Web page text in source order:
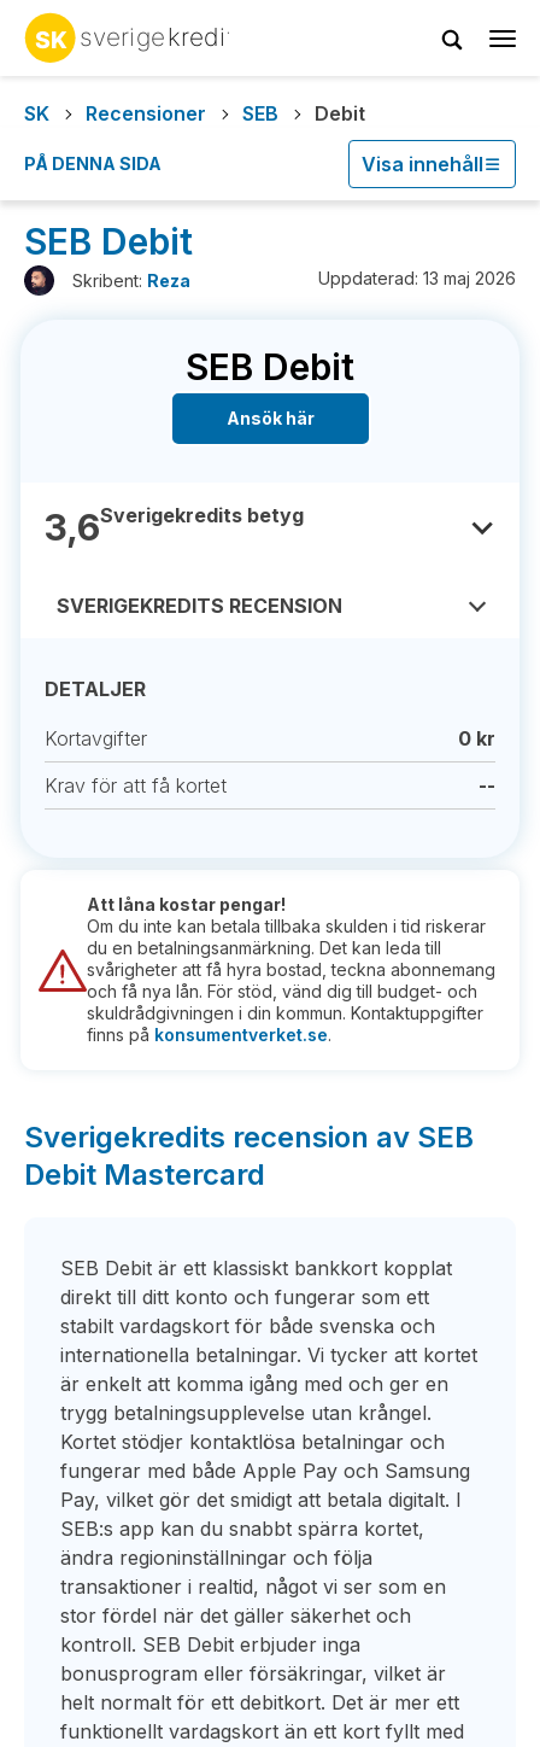
SK
Recensioner SEB Debit
PÅ DENNA SIDA Visa innehåll
SEB Debit
Skribent: Reza Uppdaterad: 13 maj 2026
SEB Debit
Ansök här
3,6Sverigekredits betyg
SVERIGEKREDITS RECENSION
DETALJER
Kortavgifter
0 kr
Krav för att få kortet
--
Att låna kostar pengar!
Om du inte kan betala tillbaka skulden i tid riskerar
du en betalningsanmärkning. Det kan leda till
svårigheter att få hyra bostad, teckna abonnemang
och få nya lån. För stöd, vänd dig till budget- och
skuldrådgivningen i din kommun. Kontaktuppgifter
finns på konsumentverket.se.
Sverigekredits recension av SEB
Debit Mastercard
SEB Debit är ett klassiskt bankkort kopplat
direkt till ditt konto och fungerar som ett
stabilt vardagskort för både svenska och
internationella betalningar. Vi tycker att kortet
är enkelt att komma igång med och ger en
trygg betalningsupplevelse utan krångel.
Kortet stödjer kontaktlösa betalningar och
fungerar med både Apple Pay och Samsung
Pay, vilket gör det smidigt att betala digitalt. I
SEB:s app kan du snabbt spärra kortet,
ändra regioninställningar och följa
transaktioner i realtid, något vi ser som en
stor fördel när det gäller säkerhet och
kontroll. SEB Debit erbjuder inga
bonusprogram eller försäkringar, vilket är
helt normalt för ett debitkort. Det är mer ett
funktionellt vardagskort än ett kort fyllt med